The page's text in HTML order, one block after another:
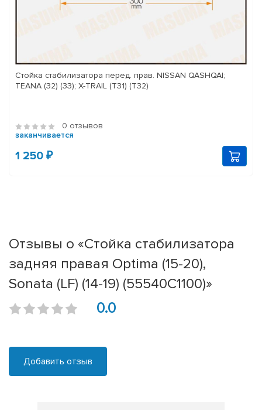
Стойка стабилизатора перед. прав. NISSAN QASHQAI;
TEANA (32) (33); X-TRAIL (T31) (T32)
0 отзывов
заканчивается
1 250 ₽
Отзывы о «Стойка стабилизатора
задняя правая Optima (15-20),
Sonata (LF) (14-19) (55540C1100)»
0.0
Добавить отзыв